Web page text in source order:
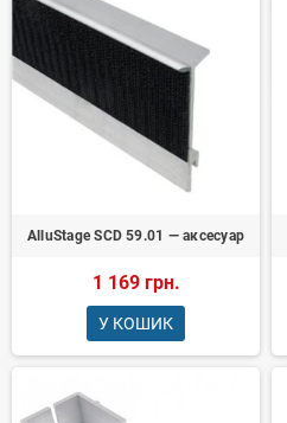
AlluStage SCD 59.01 — аксесуар
1 169 грн.
У КОШИК